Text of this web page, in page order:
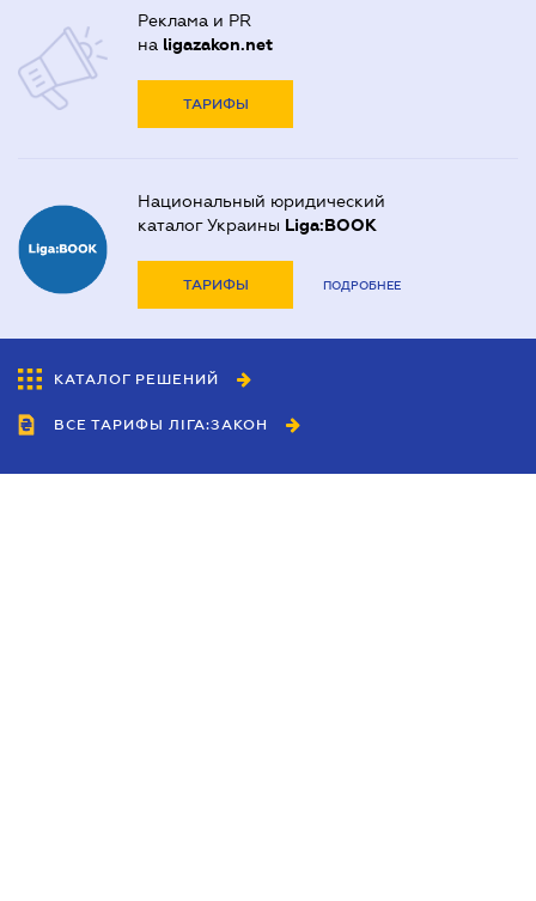
Реклама и PR
на ligazakon.net
ТАРИФЫ
Национальный юридический
каталог Украины Liga:BOOK
ТАРИФЫ ПОДРОБНЕЕ
КАТАЛОГ РЕШЕНИЙ
ВСЕ ТАРИФЫ ЛІГА:ЗАКОН